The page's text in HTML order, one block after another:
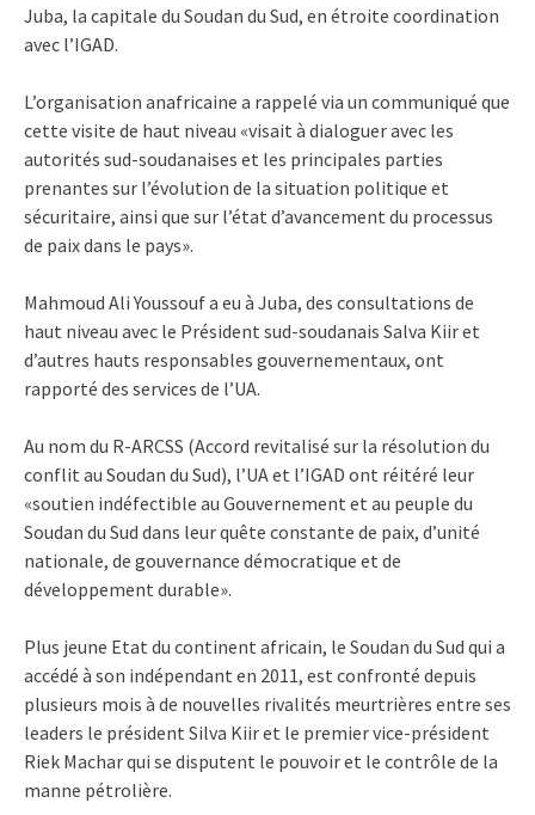
Juba, la capitale du Soudan du Sud, en étroite coordination
avec l’IGAD.
L’organisation anafricaine a rappelé via un communiqué que
cette visite de haut niveau «visait à dialoguer avec les
autorités sud-soudanaises et les principales parties
prenantes sur l’évolution de la situation politique et
sécuritaire, ainsi que sur l’état d’avancement du processus
de paix dans le pays».
Mahmoud Ali Youssouf a eu à Juba, des consultations de
haut niveau avec le Président sud-soudanais Salva Kiir et
d’autres hauts responsables gouvernementaux, ont
rapporté des services de l’UA.
Au nom du R-ARCSS (Accord revitalisé sur la résolution du
conflit au Soudan du Sud), l’UA et l’IGAD ont réitéré leur
«soutien indéfectible au Gouvernement et au peuple du
Soudan du Sud dans leur quête constante de paix, d’unité
nationale, de gouvernance démocratique et de
développement durable».
Plus jeune Etat du continent africain, le Soudan du Sud qui a
accédé à son indépendant en 2011, est confronté depuis
plusieurs mois à de nouvelles rivalités meurtrières entre ses
leaders le président Silva Kiir et le premier vice-président
Riek Machar qui se disputent le pouvoir et le contrôle de la
manne pétrolière.